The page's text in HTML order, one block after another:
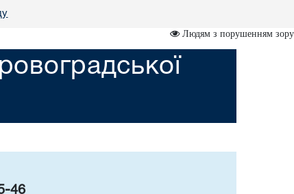
Людям з порушенням зору
46